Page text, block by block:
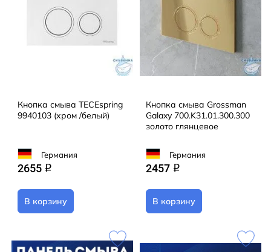
Кнопка смыва TECEspring
9940103 (хром /белый)
Германия
2655 q
В корзину
Кнопка смыва Grossman
Galaxy 700.K31.01.300.300
золото глянцевое
Германия
2457 q
В корзину